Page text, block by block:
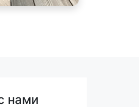
нами